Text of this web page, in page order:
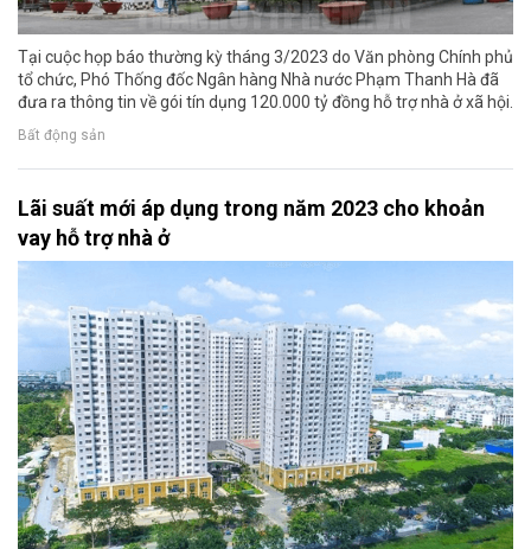
Tại cuộc họp báo thường kỳ tháng 3/2023 do Văn phòng Chính phủ
tổ chức, Phó Thống đốc Ngân hàng Nhà nước Phạm Thanh Hà đã
đưa ra thông tin về gói tín dụng 120.000 tỷ đồng hỗ trợ nhà ở xã hội.
Bất động sản
Lãi suất mới áp dụng trong năm 2023 cho khoản
vay hỗ trợ nhà ở